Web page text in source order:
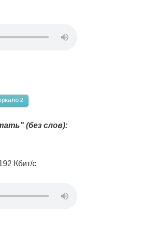
2
(без слов):
Кбит/с